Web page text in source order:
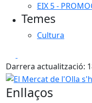
EIX 5 -
Temes
Cultura
Darrera actualització:
El Mercat de l'Olla
Enllaços